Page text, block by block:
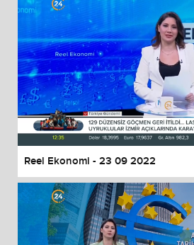
Reel Ekonomi - 23 09 2022